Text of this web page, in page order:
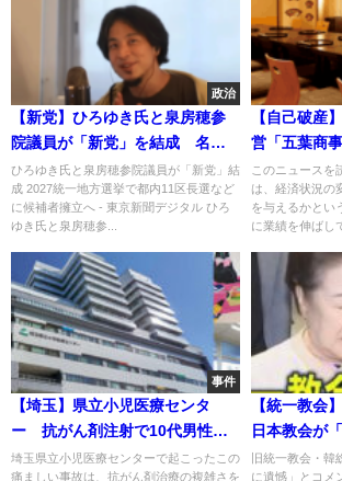
政治
【新党】ひろゆき氏と泉房穂参
院議員が「新党」を結成 名称
は「ひろゆき&いずみ新党
（仮）」
ひろゆき氏と泉房穂参院議員が「新党」結
成 2027統一地方選挙で都内11区長選など
に候補者擁立へ - 東京新聞デジタル ひろ
ゆき氏と泉房穂参...
【自己破産
営「五葉商
破産申請へ
円 日本料理
牛タン・和
ドンナ／バ
このニュースを
は、経済状況の
を与えるかとい
に業績を伸ばし
事件
【埼玉】県立小児医療センタ
ー 抗がん剤注射で10代男性死
亡 2人重体 劇薬の「ビンクリ
埼玉県立小児医療センターで起こったこの
痛ましい事故は、抗がん剤治療の複雑さを
【統一教会
日本教会が
ント
旧統一教会・韓
に遺憾」とコメ